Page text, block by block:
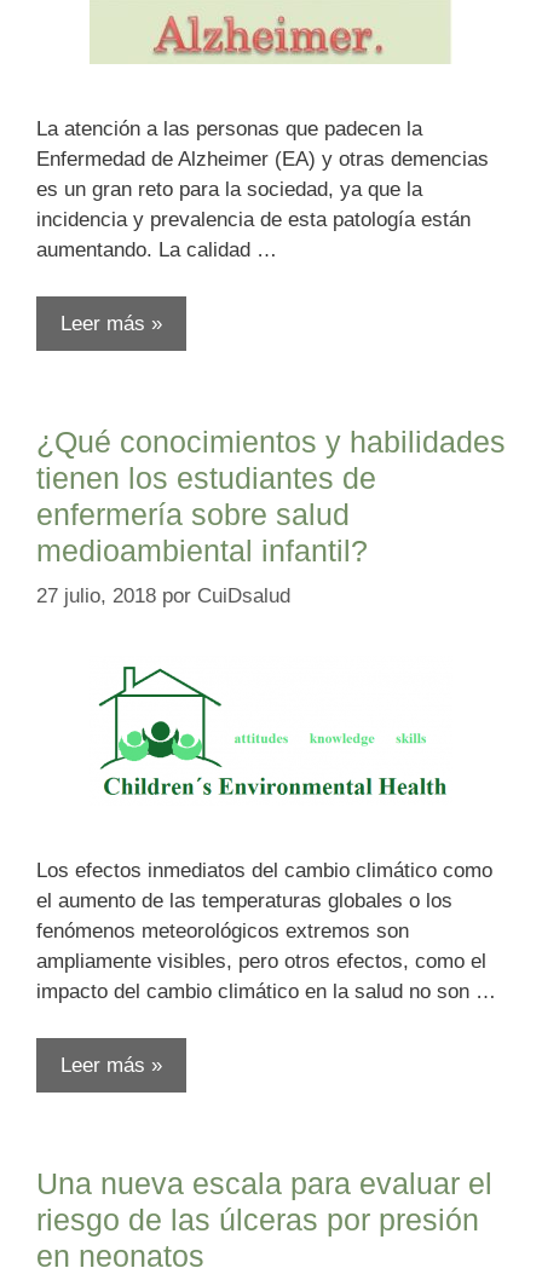
La atención a las personas que padecen la
Enfermedad de Alzheimer (EA) y otras demencias
es un gran reto para la sociedad, ya que la
incidencia y prevalencia de esta patología están
aumentando. La calidad …
Leer más »
¿Qué conocimientos y habilidades
tienen los estudiantes de
enfermería sobre salud
medioambiental infantil?
27 julio, 2018 por CuiDsalud
Los efectos inmediatos del cambio climático como
el aumento de las temperaturas globales o los
fenómenos meteorológicos extremos son
ampliamente visibles, pero otros efectos, como el
impacto del cambio climático en la salud no son …
Leer más »
Una nueva escala para evaluar el
riesgo de las úlceras por presión
en neonatos